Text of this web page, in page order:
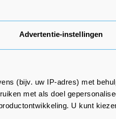
Advertentie-instellingen
(bijv. uw IP-adres) met
met als doel
U kunt
de
al